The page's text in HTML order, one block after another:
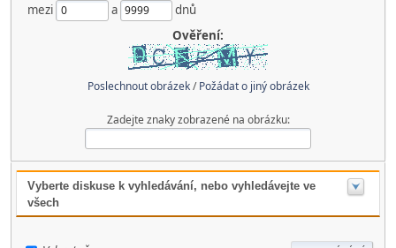
mezi
a
dnů
Ověření:
Poslechnout obrázek/Požádat o jiný obrázek
Zadejte znaky zobrazené na obrázku:
Vyberte diskuse k vyhledávání, nebo vyhledávejte ve
všech